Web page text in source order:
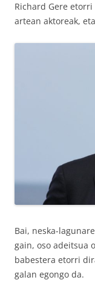
Richard Gere
artean aktoreak,
Bai, neska-
gain, oso adeitsua
babestera etorri
galan egongo da.